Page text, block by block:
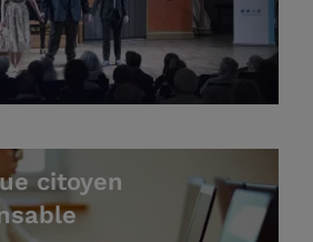
citoyen